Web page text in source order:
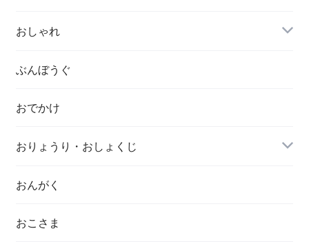
おしゃれ
ぶんぼうぐ
おでかけ
おりょうり・おしょくじ
おんがく
おこさま